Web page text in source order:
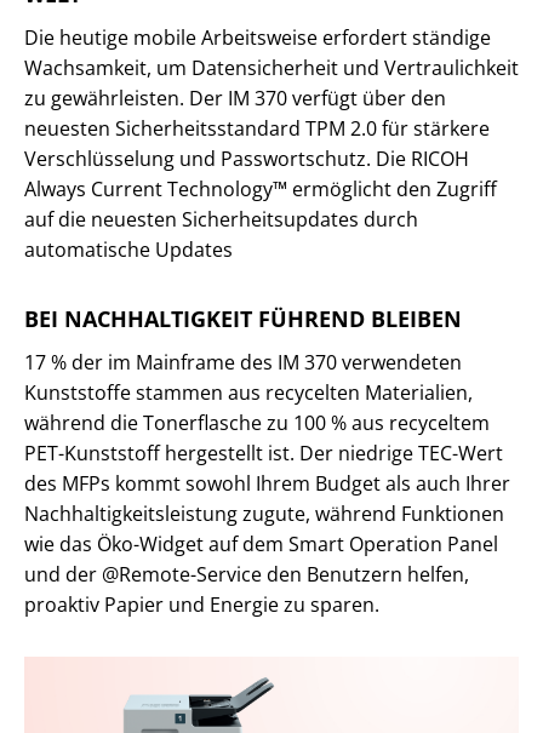
Die heutige mobile Arbeitsweise erfordert ständige
Wachsamkeit, um Datensicherheit und Vertraulichkeit
zu gewährleisten. Der IM 370 verfügt über den
neuesten Sicherheitsstandard TPM 2.0 für stärkere
Verschlüsselung und Passwortschutz. Die RICOH
Always Current Technology™ ermöglicht den Zugriff
auf die neuesten Sicherheitsupdates durch
automatische Updates
BEI NACHHALTIGKEIT FÜHREND BLEIBEN
17 % der im Mainframe des IM 370 verwendeten
Kunststoffe stammen aus recycelten Materialien,
während die Tonerflasche zu 100 % aus recyceltem
PET-Kunststoff hergestellt ist. Der niedrige TEC-Wert
des MFPs kommt sowohl Ihrem Budget als auch Ihrer
Nachhaltigkeitsleistung zugute, während Funktionen
wie das Öko-Widget auf dem Smart Operation Panel
und der @Remote-Service den Benutzern helfen,
proaktiv Papier und Energie zu sparen.